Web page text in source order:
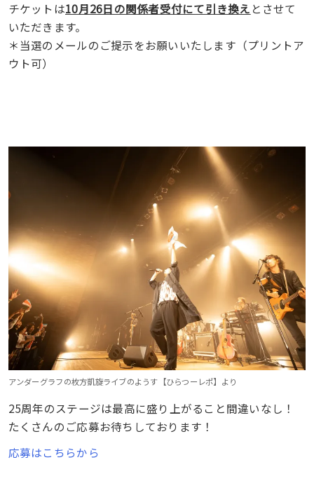
チケットは10月26日の関係者受付にて引き換え とさせて
いただきます。
＊当選のメールのご提示をお願いいたします（プリントア
ウト可）
アンダーグラフの枚方凱旋ライブのようす【ひらつーレポ】より
25周年のステージは最高に盛り上がること間違いなし！
たくさんのご応募お待ちしております！
応募はこちらから